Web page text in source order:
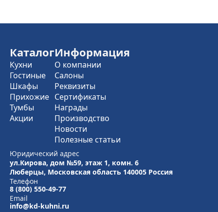
Каталог
Кухни
Гостиные
Шкафы
Прихожие
Тумбы
Акции
Информация
О компании
Салоны
Реквизиты
Сертификаты
Награды
Производство
Новости
Полезные статьи
Юридический адрес
ул.Кирова, дом №59, этаж 1, комн. 6
Люберцы, Московская область 140005 Россия
Телефон
8 (800) 550-49-77
Email
info@kd-kuhni.ru